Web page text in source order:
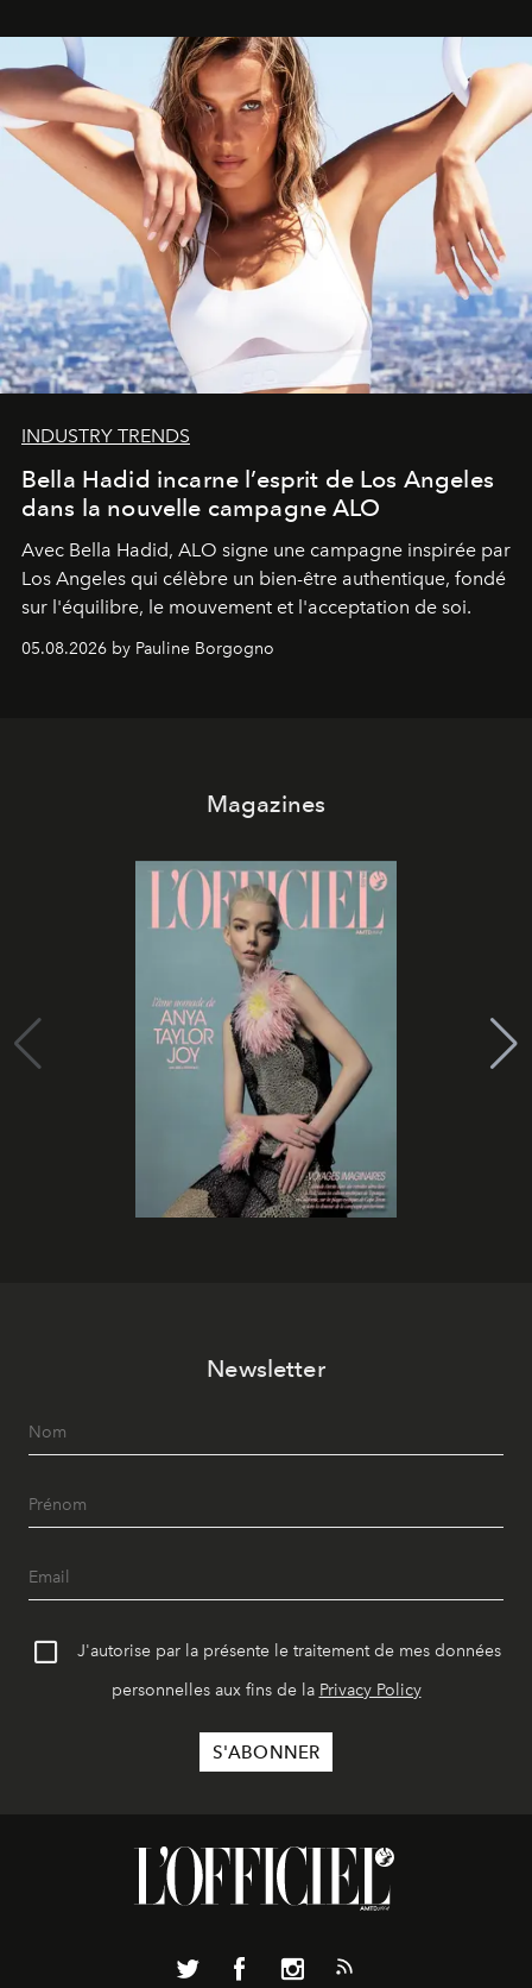
INDUSTRY TRENDS
Bella Hadid incarne l’esprit de Los Angeles
dans la nouvelle campagne ALO
Avec Bella Hadid, ALO signe une campagne inspirée par
Los Angeles qui célèbre un bien-être authentique, fondé
sur l'équilibre, le mouvement et l'acceptation de soi.
05.08.2026 by Pauline Borgogno
Magazines
Newsletter
J'autorise par la présente le traitement de mes données
personnelles aux fins de la Privacy Policy